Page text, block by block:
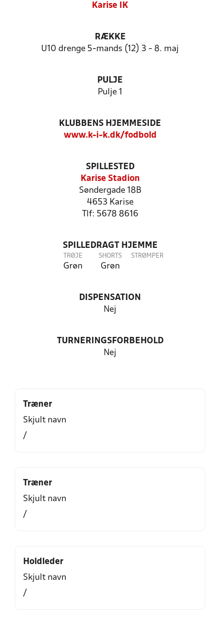
Karise IK
RÆKKE
U10 drenge 5-mands (12) 3 - 8. maj
PULJE
Pulje 1
KLUBBENS HJEMMESIDE
www.k-i-k.dk/fodbold
SPILLESTED
Karise Stadion
Søndergade 18B
4653 Karise
Tlf: 5678 8616
SPILLEDRAGT HJEMME
TRØJE
Grøn
SHORTS
Grøn
STRØMPER
DISPENSATION
Nej
TURNERINGSFORBEHOLD
Nej
Træner
Skjult navn
/
Træner
Skjult navn
/
Holdleder
Skjult navn
/